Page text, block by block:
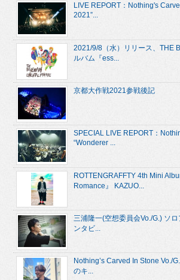
LIVE REPORT：Nothing's
2021”...
2021/9/8（水）リリース、THE
ルバム『ess...
京都大作戦2021参戦後記
SPECIAL LIVE REPORT：
“Wonderer ...
ROTTENGRAFFTY 4th Mini
Romance』 KAZUO...
三浦隆一(空想委員会Vo./G.) ソ
ンタビ...
Nothing’s Carved In Stone Vo./
のキ...